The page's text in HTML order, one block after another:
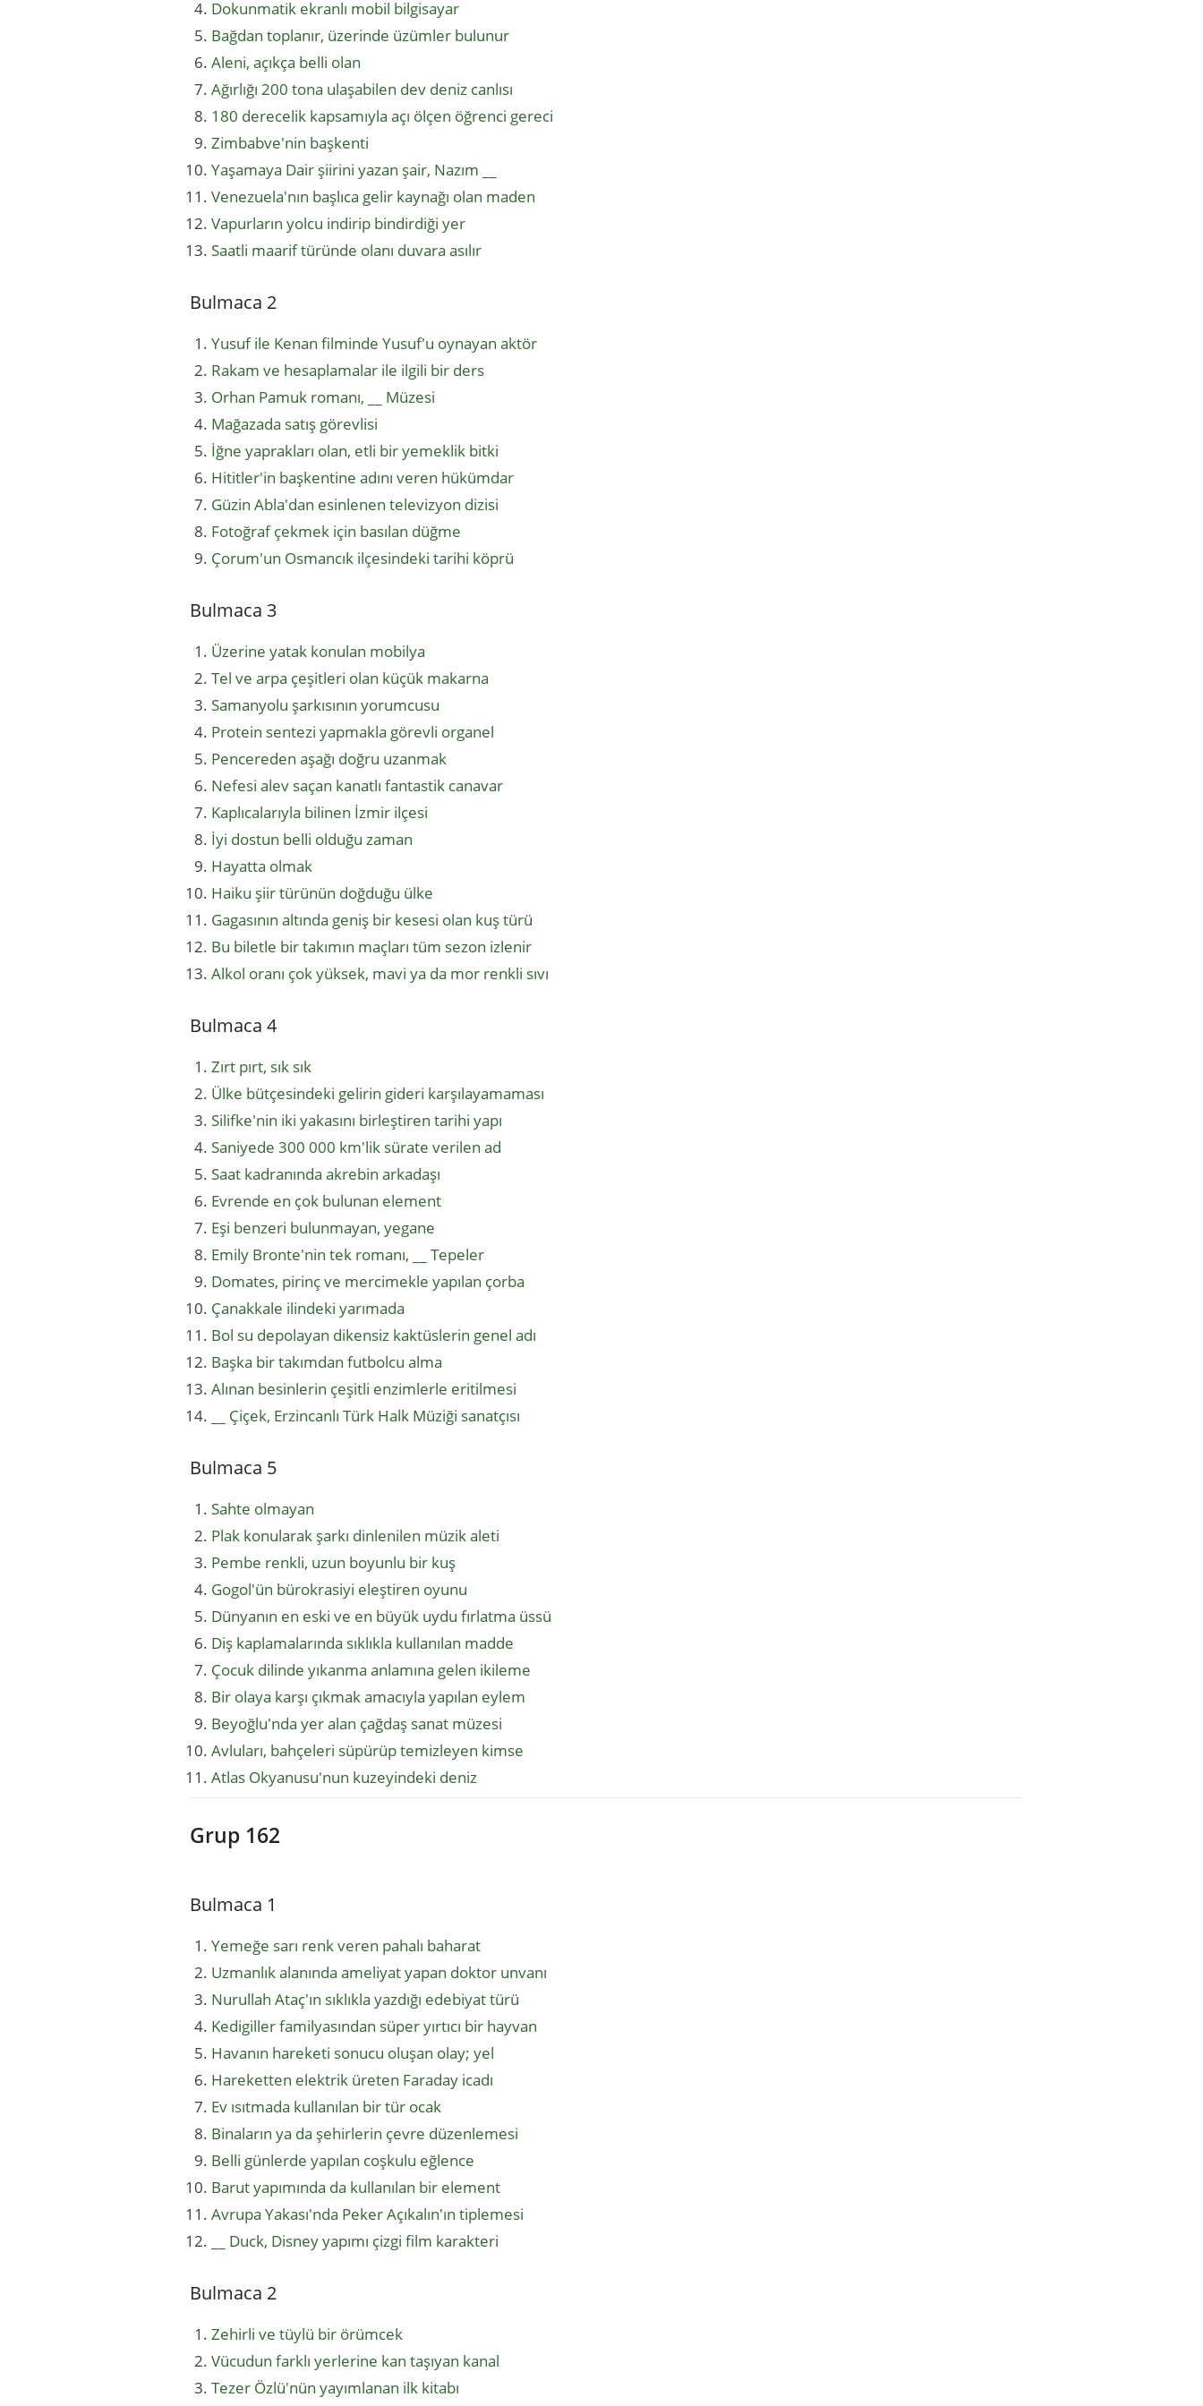
Dokunmatik ekranlı mobil bilgisayar
Bağdan toplanır, üzerinde üzümler bulunur
Aleni, açıkça belli olan
Ağırlığı 200 tona ulaşabilen dev deniz canlısı
180 derecelik kapsamıyla açı ölçen öğrenci gereci
Zimbabve'nin başkenti
Yaşamaya Dair şiirini yazan şair, Nazım __
Venezuela'nın başlıca gelir kaynağı olan maden
Vapurların yolcu indirip bindirdiği yer
Saatli maarif türünde olanı duvara asılır
Bulmaca 2
Yusuf ile Kenan filminde Yusuf'u oynayan aktör
Rakam ve hesaplamalar ile ilgili bir ders
Orhan Pamuk romanı, __ Müzesi
Mağazada satış görevlisi
İğne yaprakları olan, etli bir yemeklik bitki
Hititler'in başkentine adını veren hükümdar
Güzin Abla'dan esinlenen televizyon dizisi
Fotoğraf çekmek için basılan düğme
Çorum'un Osmancık ilçesindeki tarihi köprü
Bulmaca 3
Üzerine yatak konulan mobilya
Tel ve arpa çeşitleri olan küçük makarna
Samanyolu şarkısının yorumcusu
Protein sentezi yapmakla görevli organel
Pencereden aşağı doğru uzanmak
Nefesi alev saçan kanatlı fantastik canavar
Kaplıcalarıyla bilinen İzmir ilçesi
İyi dostun belli olduğu zaman
Hayatta olmak
Haiku şiir türünün doğduğu ülke
Gagasının altında geniş bir kesesi olan kuş türü
Bu biletle bir takımın maçları tüm sezon izlenir
Alkol oranı çok yüksek, mavi ya da mor renkli sıvı
Bulmaca 4
Zırt pırt, sık sık
Ülke bütçesindeki gelirin gideri karşılayamaması
Silifke'nin iki yakasını birleştiren tarihi yapı
Saniyede 300 000 km'lik sürate verilen ad
Saat kadranında akrebin arkadaşı
Evrende en çok bulunan element
Eşi benzeri bulunmayan, yegane
Emily Bronte'nin tek romanı, __ Tepeler
Domates, pirinç ve mercimekle yapılan çorba
Çanakkale ilindeki yarımada
Bol su depolayan dikensiz kaktüslerin genel adı
Başka bir takımdan futbolcu alma
Alınan besinlerin çeşitli enzimlerle eritilmesi
__ Çiçek, Erzincanlı Türk Halk Müziği sanatçısı
Bulmaca 5
Sahte olmayan
Plak konularak şarkı dinlenilen müzik aleti
Pembe renkli, uzun boyunlu bir kuş
Gogol'ün bürokrasiyi eleştiren oyunu
Dünyanın en eski ve en büyük uydu fırlatma üssü
Diş kaplamalarında sıklıkla kullanılan madde
Çocuk dilinde yıkanma anlamına gelen ikileme
Bir olaya karşı çıkmak amacıyla yapılan eylem
Beyoğlu'nda yer alan çağdaş sanat müzesi
Avluları, bahçeleri süpürüp temizleyen kimse
Atlas Okyanusu'nun kuzeyindeki deniz
Grup 162
Bulmaca 1
Yemeğe sarı renk veren pahalı baharat
Uzmanlık alanında ameliyat yapan doktor unvanı
Nurullah Ataç'ın sıklıkla yazdığı edebiyat türü
Kedigiller familyasından süper yırtıcı bir hayvan
Havanın hareketi sonucu oluşan olay; yel
Hareketten elektrik üreten Faraday icadı
Ev ısıtmada kullanılan bir tür ocak
Binaların ya da şehirlerin çevre düzenlemesi
Belli günlerde yapılan coşkulu eğlence
Barut yapımında da kullanılan bir element
Avrupa Yakası'nda Peker Açıkalın'ın tiplemesi
__ Duck, Disney yapımı çizgi film karakteri
Bulmaca 2
Zehirli ve tüylü bir örümcek
Vücudun farklı yerlerine kan taşıyan kanal
Tezer Özlü'nün yayımlanan ilk kitabı